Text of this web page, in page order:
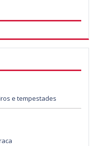
e tempestades